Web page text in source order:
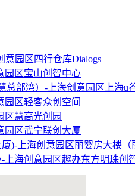
四行仓库Dialogs
宝山创智中心
上海u
轻客众创空间
慧高光创园
武宁联创大厦
丽婴房大楼（
趣办东方明珠创